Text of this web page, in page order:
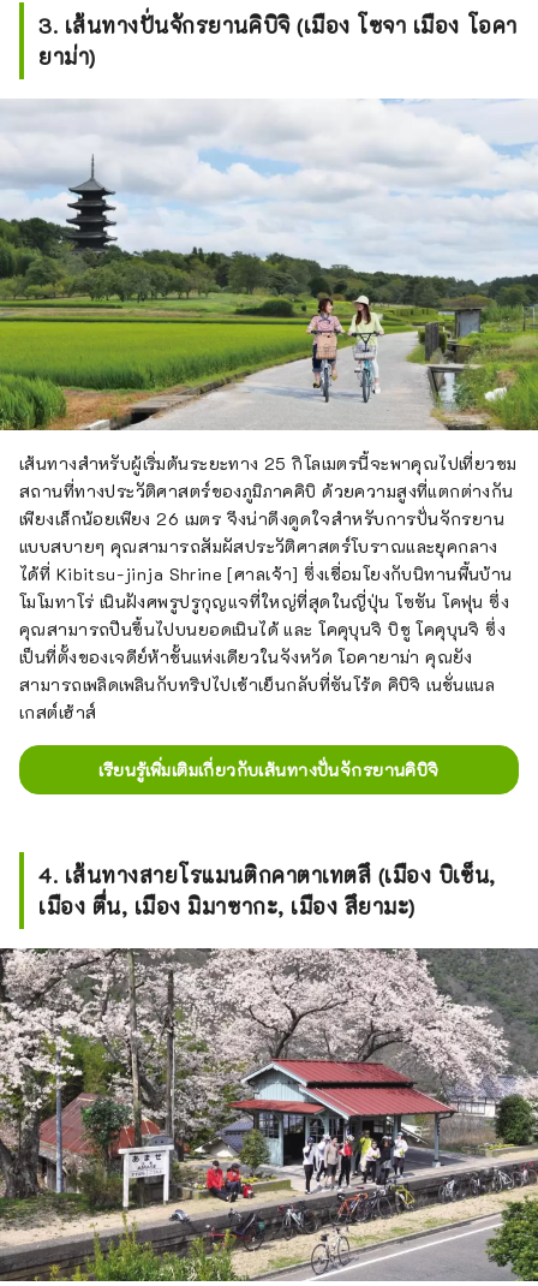
3. เส้นทางปั่นจักรยานคิบิจิ (เมือง โซจา เมือง โอคา
ยาม่า)
เส้นทางสำหรับผู้เริ่มต้นระยะทาง 25 กิโลเมตรนี้จะพาคุณไปเที่ยวชม
สถานที่ทางประวัติศาสตร์ของภูมิภาคคิบิ ด้วยความสูงที่แตกต่างกัน
เพียงเล็กน้อยเพียง 26 เมตร จึงน่าดึงดูดใจสำหรับการปั่นจักรยาน
แบบสบายๆ คุณสามารถสัมผัสประวัติศาสตร์โบราณและยุคกลาง
ได้ที่ Kibitsu-jinja Shrine [ศาลเจ้า] ซึ่งเชื่อมโยงกับนิทานพื้นบ้าน
โมโมทาโร่ เนินฝังศพรูปรูกุญแจที่ใหญ่ที่สุดในญี่ปุ่น โซซัน โคฟุน ซึ่ง
คุณสามารถปีนขึ้นไปบนยอดเนินได้ และ โคคุบุนจิ บิชู โคคุบุนจิ ซึ่ง
เป็นที่ตั้งของเจดีย์ห้าชั้นแห่งเดียวในจังหวัด โอคายาม่า คุณยัง
สามารถเพลิดเพลินกับทริปไปเช้าเย็นกลับที่ซันโร้ด คิบิจิ เนชั่นแนล
เกสต์เฮ้าส์
เรียนรู้เพิ่มเติมเกี่ยวกับเส้นทางปั่นจักรยานคิบิจิ
4. เส้นทางสายโรแมนติกคาตาเทตสึ (เมือง บิเซ็น,
เมือง ตื่น, เมือง มิมาซากะ, เมือง สึยามะ)